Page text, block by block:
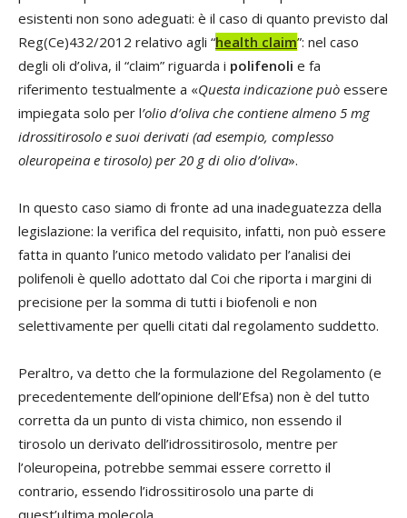
esistenti non sono adeguati: è il caso di quanto previsto dal
Reg(Ce)432/2012 relativo agli “health claim”: nel caso
degli oli d’oliva, il “claim” riguarda i polifenoli e fa
riferimento testualmente a «Questa indicazione può essere
impiegata solo per l’olio d’oliva che contiene almeno 5 mg
idrossitirosolo e suoi derivati (ad esempio, complesso
oleuropeina e tirosolo) per 20 g di olio d’oliva».
In questo caso siamo di fronte ad una inadeguatezza della
legislazione: la verifica del requisito, infatti, non può essere
fatta in quanto l’unico metodo validato per l’analisi dei
polifenoli è quello adottato dal Coi che riporta i margini di
precisione per la somma di tutti i biofenoli e non
selettivamente per quelli citati dal regolamento suddetto.
Peraltro, va detto che la formulazione del Regolamento (e
precedentemente dell’opinione dell’Efsa) non è del tutto
corretta da un punto di vista chimico, non essendo il
tirosolo un derivato dell’idrossitirosolo, mentre per
l’oleuropeina, potrebbe semmai essere corretto il
contrario, essendo l’idrossitirosolo una parte di
quest’ultima molecola.